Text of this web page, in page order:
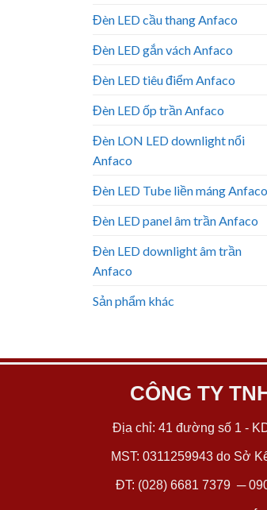
Đèn LED cầu thang Anfaco
Đèn LED gắn vách Anfaco
Đèn LED tiêu điểm Anfaco
Đèn LED ốp trần Anfaco
Đèn LON LED downlight nổi
Anfaco
Đèn LED Tube liền máng Anfaco
Đèn LED panel âm trần Anfaco
Đèn LED downlight âm trần
Anfaco
Sản phẩm khác
CÔNG TY
Địa chỉ: 41 đường số 1 -
MST: 0311259943 do Sở
ĐT: (028) 6681 7379 ─